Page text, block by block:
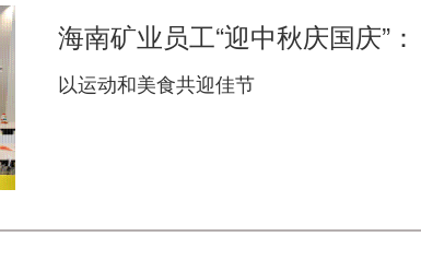
海南矿业员工“迎中秋庆国庆”：
以运动和美食共迎佳节